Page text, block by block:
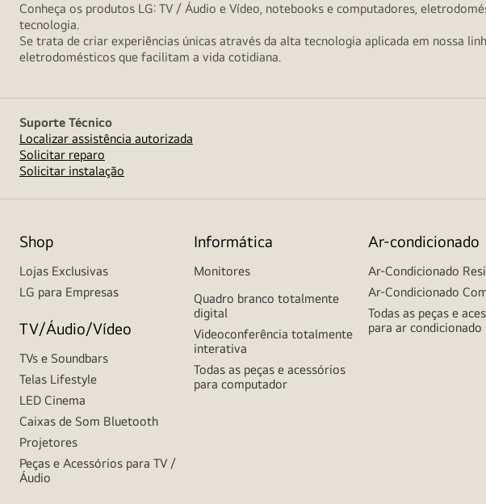
Conheça os produtos LG: TV / Áudio e Vídeo, notebooks e computadores,
tecnologia.
Se trata de criar experiências únicas através da alta tecnologia aplicada em nossa
eletrodomésticos que facilitam a vida cotidiana.
Suporte Técnico
Localizar assistência autorizada
Solicitar reparo
Solicitar instalação
Shop
Lojas Exclusivas
LG para Empresas
TV/Áudio/Vídeo
TVs e Soundbars
Telas Lifestyle
LED Cinema
Caixas de Som Bluetooth
Projetores
Peças e Acessórios para TV /
Áudio
Informática
Monitores
Quadro branco totalmente
digital
Videoconferência totalmente
interativa
Todas as peças e acessórios
para computador
Ar-condicionado
Ar-Condicionado
Ar-Condicionado
Todas as peças e
para ar condicionado